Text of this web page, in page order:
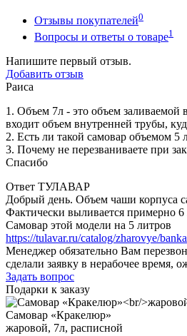
Отзывы покупателей0
Вопросы и ответы о товаре1
Напишите первый отзыв.
Добавить отзыв
Раиса
1. Объем 7л - это объем заливаемой
входит объем внутренней трубы,
2. Есть ли такой самовар объемом 5
3. Почему не перезваниваете при
Спасибо
Ответ ТУЛАВАР
Добрый день. Объем чаши корпуса
Фактически выливается примерно 6
Самовар этой модели на 5 литров
https://tulavar.ru/catalog/zharovye/
Менеджер обязательно Вам
сделали заявку в нерабочее время,
Задать вопрос
Подарки к заказу
Самовар «Кракелюр»
жаровой, 7л, расписной